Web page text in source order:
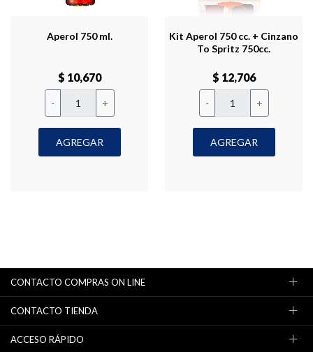
Aperol 750 ml.
$ 10,670
- +
AGREGAR
Kit Aperol 750 cc. + Cinzano
To Spritz 750cc.
$ 12,706
- +
AGREGAR
CONTACTO COMPRAS ON LINE
CONTACTO TIENDA
ACCESO RÁPIDO